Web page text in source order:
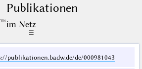
Publikationen
im Netz
☰
publikationen.badw.de/de/000981043